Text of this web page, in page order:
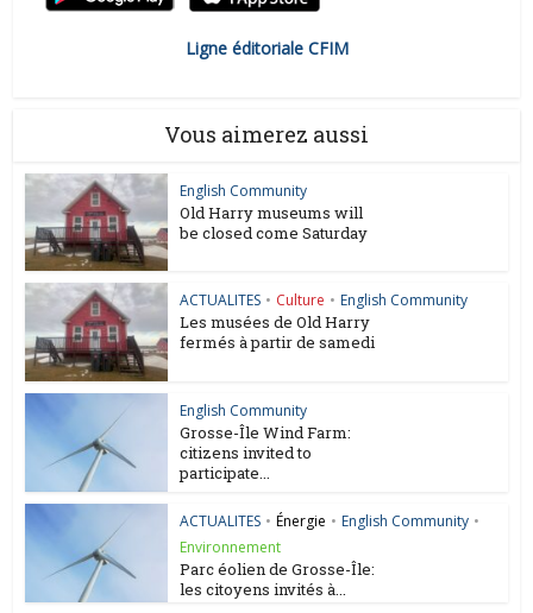
Ligne éditoriale CFIM
Vous aimerez aussi
English Community
Old Harry museums will
be closed come Saturday
ACTUALITES • Culture • English Community
Les musées de Old Harry
fermés à partir de samedi
English Community
Grosse-Île Wind Farm:
citizens invited to
participate...
ACTUALITES • Énergie • English Community •
Environnement
Parc éolien de Grosse-Île:
les citoyens invités à...